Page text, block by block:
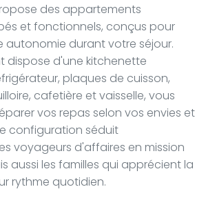
des appartements
et fonctionnels, conçus pour
autonomie durant votre séjour.
dispose d'une kitchenette
plaques de cuisson,
cafetière et vaisselle, vous
vos repas selon vos envies et
configuration séduit
voyageurs d'affaires en mission
aussi les familles qui apprécient la
rythme quotidien.